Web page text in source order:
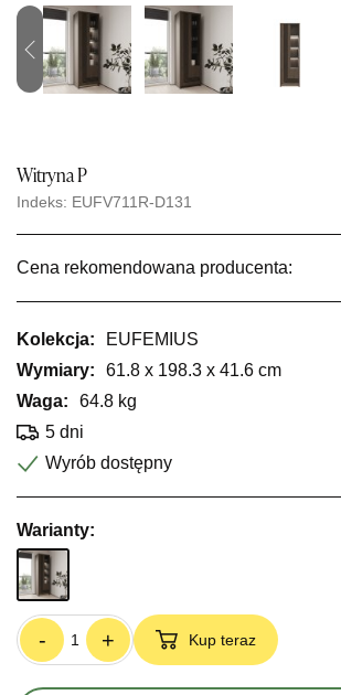
Previous
Witryna P
Indeks: EUFV711R-D131
Cena rekomendowana producenta:
Kolekcja:
EUFEMIUS
Wymiary:
61.8 x 198.3 x 41.6 cm
Waga:
64.8 kg
5 dni
Wyrób dostępny
Warianty:
- + Kup teraz